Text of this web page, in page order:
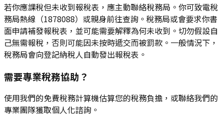
若你應課稅但未收到報稅表，應主動聯絡稅務局。你可致電稅
務局熱線（1878088）或親身前往查詢。稅務局或會要求你書
面申請補發報稅表，並可能需要解釋為何未收到。切勿假設自
己無需報稅，否則可能因未按時遞交而被罰款。一般情況下，
稅務局會向登記納稅人自動發出報稅表。
需要專業稅務協助？
使用我們的免費稅務計算機估算您的稅務負擔，或聯絡我們的
專業團隊獲取個人化諮詢。